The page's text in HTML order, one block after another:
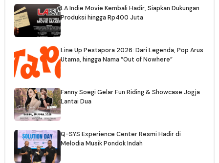
LA Indie Movie Kembali Hadir, Siapkan Dukungan
Produksi hingga Rp400 Juta
Line Up Pestapora 2026: Dari Legenda, Pop Arus
Utama, hingga Nama “Out of Nowhere”
Fanny Soegi Gelar Fun Riding & Showcase Jogja
Lantai Dua
Q-SYS Experience Center Resmi Hadir di
Melodia Musik Pondok Indah